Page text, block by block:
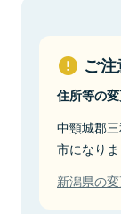
ご注
住所等の
中頸城郡
市になり
新潟県の